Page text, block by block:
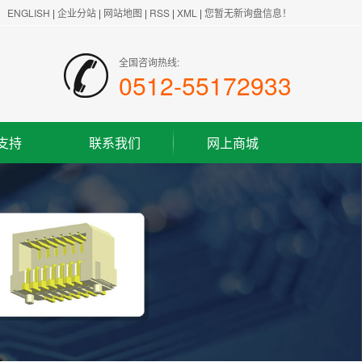
ENGLISH | 企业分站 | 网站地图 | RSS | XML | 您暂无新询盘信息！
全国咨询热线:
0512-55172933
持
联系我们
联系方式
客户留言
网上商城